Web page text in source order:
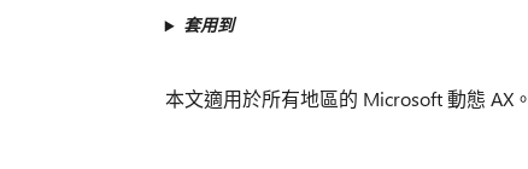
套用到
本文適用於所有地區的 Microsoft 動態 AX。